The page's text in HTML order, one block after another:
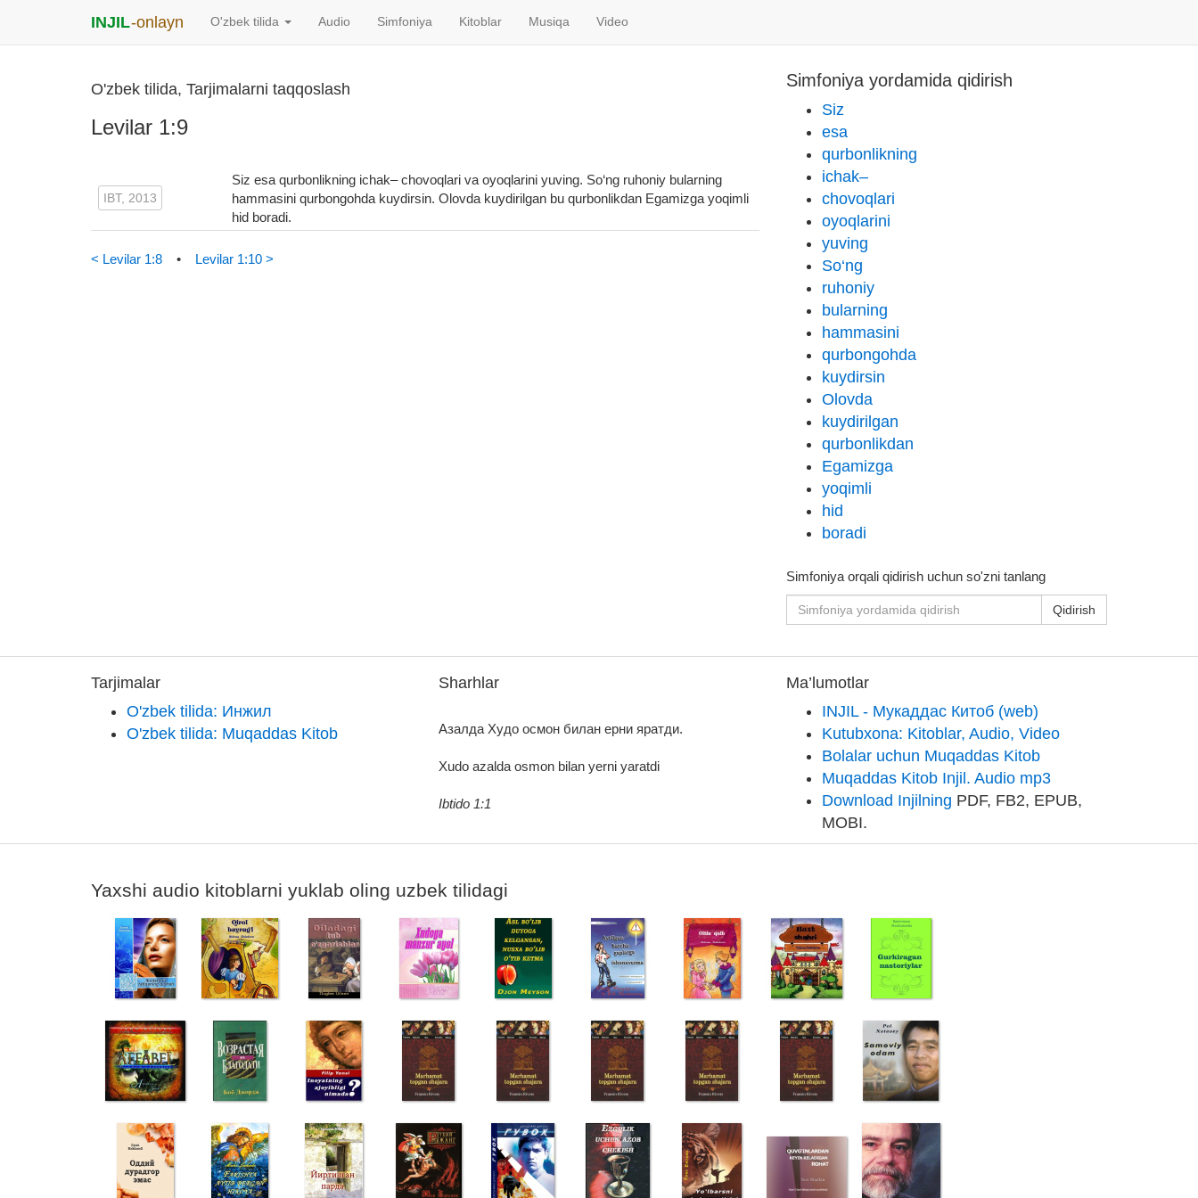
INJIL-onlayn O'zbek tilida Audio Simfoniya Kitoblar Musiqa Video
O'zbek tilida, Tarjimalarni taqqoslash
Levilar 1:9
IBT, 2013
Siz esa qurbonlikning ichak– chovoqlari va oyoqlarini yuving. So‘ng ruhoniy bularning
hammasini qurbongohda kuydirsin. Olovda kuydirilgan bu qurbonlikdan Egamizga yoqimli
hid boradi.
< Levilar 1:8 • Levilar 1:10 >
Simfoniya yordamida qidirish
Siz
esa
qurbonlikning
ichak–
chovoqlari
oyoqlarini
yuving
So‘ng
ruhoniy
bularning
hammasini
qurbongohda
kuydirsin
Olovda
kuydirilgan
qurbonlikdan
Egamizga
yoqimli
hid
boradi
Simfoniya orqali qidirish uchun so'zni tanlang
Qidirish
Tarjimalar
O'zbek tilida: Инжил
O'zbek tilida: Muqaddas Kitob
Sharhlar
Азалда Худо осмон билан ерни яратди.
Xudo azalda osmon bilan yerni yaratdi
Ibtido 1:1
Ma’lumotlar
INJIL - Мукаддас Китоб (web)
Kutubxona: Kitoblar, Audio, Video
Bolalar uchun Muqaddas Kitob
Muqaddas Kitob Injil. Audio mp3
Download Injilning PDF, FB2, EPUB,
MOBI.
Yaxshi audio kitoblarni yuklab oling uzbek tilidagi